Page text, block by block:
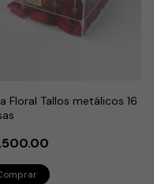
Floral Tallos metálicos 16